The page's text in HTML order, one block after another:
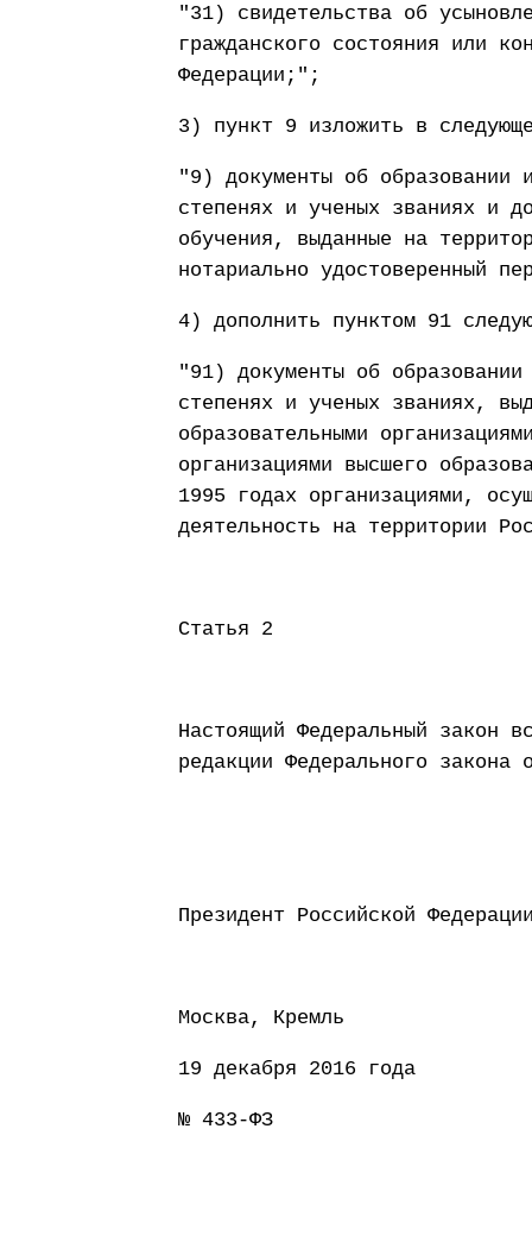
"31) свидетельства об
гражданского состояния или
Федерации;";
3) пункт 9 изложить в
"9) документы об
степенях и ученых званиях и
обучения, выданные на
нотариально удостоверенный
4) дополнить пунктом 91
"91) документы об
степенях и ученых званиях,
образовательными
организациями высшего
1995 годах организациями,
деятельность на территории
Статья 2
Настоящий Федеральный закон
редакции Федерального
Президент
Москва, Кремль
19 декабря 2016 года
№ 433-ФЗ